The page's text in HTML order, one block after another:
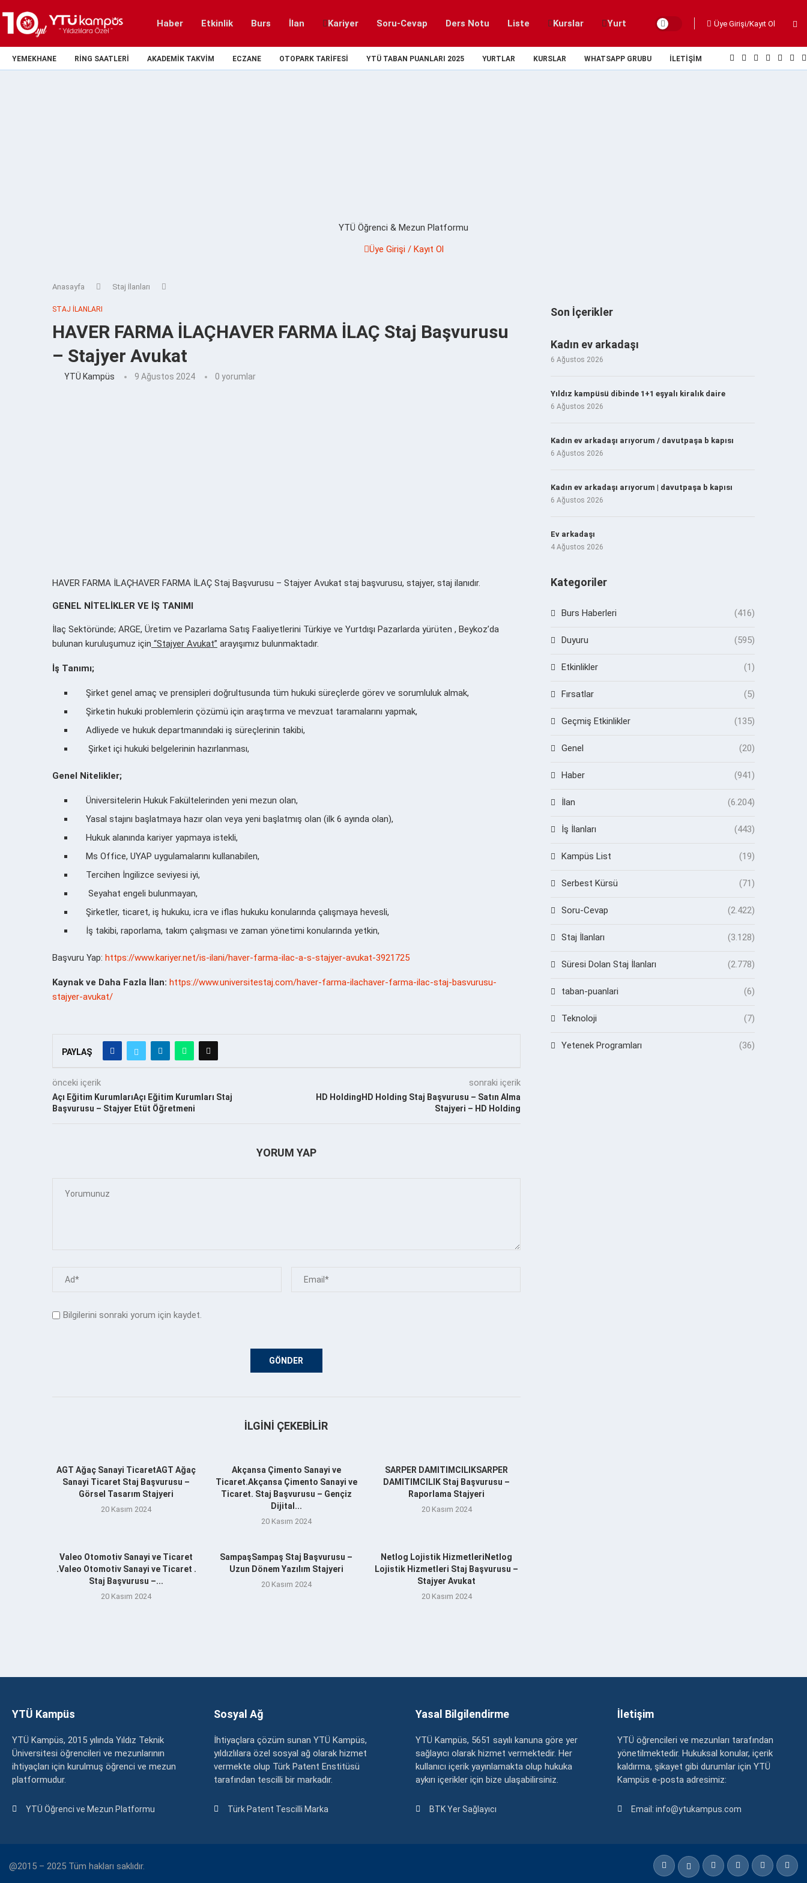
Haber Etkinlik Burs İlan Kariyer Soru-Cevap Ders Notu Liste Kurslar Yurt Üye Girişi/Kayıt Ol
YEMEKHANE RING SAATLERI AKADEMIK TAKVIM ECZANE OTOPARK TARIFESI YTÜ TABAN PUANLARI 2025 YURTLAR KURSLAR WHATSAPP GRUBU İLETIŞIM
YTÜ Öğrenci & Mezun Platformu
Üye Girişi / Kayıt Ol
Anasayfa Staj İlanları
STAJ İLANLARI
HAVER FARMA İLAÇHAVER FARMA İLAÇ Staj Başvurusu
– Stajyer Avukat
YTÜ Kampüs 9 Ağustos 2024 0 yorumlar
HAVER FARMA İLAÇHAVER FARMA İLAÇ Staj Başvurusu – Stajyer Avukat staj başvurusu, stajyer, staj ilanıdır.
GENEL NİTELİKLER VE İŞ TANIMI
İlaç Sektöründe; ARGE, Üretim ve Pazarlama Satış Faaliyetlerini Türkiye ve Yurtdışı Pazarlarda yürüten , Beykoz’da
bulunan kuruluşumuz için “Stajyer Avukat” arayışımız bulunmaktadır.
İş Tanımı;
Şirket genel amaç ve prensipleri doğrultusunda tüm hukuki süreçlerde görev ve sorumluluk almak,
Şirketin hukuki problemlerin çözümü için araştırma ve mevzuat taramalarını yapmak,
Adliyede ve hukuk departmanındaki iş süreçlerinin takibi,
Şirket içi hukuki belgelerinin hazırlanması,
Genel Nitelikler;
Üniversitelerin Hukuk Fakültelerinden yeni mezun olan,
Yasal stajını başlatmaya hazır olan veya yeni başlatmış olan (ilk 6 ayında olan),
Hukuk alanında kariyer yapmaya istekli,
Ms Office, UYAP uygulamalarını kullanabilen,
Tercihen İngilizce seviyesi iyi,
Seyahat engeli bulunmayan,
Şirketler, ticaret, iş hukuku, icra ve iflas hukuku konularında çalışmaya hevesli,
İş takibi, raporlama, takım çalışması ve zaman yönetimi konularında yetkin,
Başvuru Yap: https://www.kariyer.net/is-ilani/haver-farma-ilac-a-s-stajyer-avukat-3921725
Kaynak ve Daha Fazla İlan: https://www.universitestaj.com/haver-farma-ilachaver-farma-ilac-staj-basvurusu-
stajyer-avukat/
PAYLAŞ
önceki içerik
Açı Eğitim KurumlarıAçı Eğitim Kurumları Staj
Başvurusu – Stajyer Etüt Öğretmeni
sonraki içerik
HD HoldingHD Holding Staj Başvurusu – Satın Alma
Stajyeri – HD Holding
YORUM YAP
Bilgilerini sonraki yorum için kaydet.
İLGINI ÇEKEBILIR
AGT Ağaç Sanayi TicaretAGT Ağaç
Sanayi Ticaret Staj Başvurusu –
Görsel Tasarım Stajyeri
20 Kasım 2024
Akçansa Çimento Sanayi ve
Ticaret.Akçansa Çimento Sanayi ve
Ticaret. Staj Başvurusu – Gençiz
Dijital...
20 Kasım 2024
SARPER DAMITIMCILIKSARPER
DAMITIMCILIK Staj Başvurusu –
Raporlama Stajyeri
20 Kasım 2024
Valeo Otomotiv Sanayi ve Ticaret
.Valeo Otomotiv Sanayi ve Ticaret .
Staj Başvurusu –...
20 Kasım 2024
SampaşSampaş Staj Başvurusu –
Uzun Dönem Yazılım Stajyeri
20 Kasım 2024
Netlog Lojistik HizmetleriNetlog
Lojistik Hizmetleri Staj Başvurusu –
Stajyer Avukat
20 Kasım 2024
Son İçerikler
Kadın ev arkadaşı
6 Ağustos 2026
Yıldız kampüsü dibinde 1+1 eşyalı kiralık daire
6 Ağustos 2026
Kadın ev arkadaşı arıyorum / davutpaşa b kapısı
6 Ağustos 2026
Kadın ev arkadaşı arıyorum | davutpaşa b kapısı
6 Ağustos 2026
Ev arkadaşı
4 Ağustos 2026
Kategoriler
Burs Haberleri (416)
Duyuru (595)
Etkinlikler (1)
Fırsatlar (5)
Geçmiş Etkinlikler (135)
Genel (20)
Haber (941)
İlan (6.204)
İş İlanları (443)
Kampüs List (19)
Serbest Kürsü (71)
Soru-Cevap (2.422)
Staj İlanları (3.128)
Süresi Dolan Staj İlanları (2.778)
taban-puanlari (6)
Teknoloji (7)
Yetenek Programları (36)
YTÜ Kampüs
YTÜ Kampüs, 2015 yılında Yıldız Teknik
Üniversitesi öğrencileri ve mezunlarının
ihtiyaçları için kurulmuş öğrenci ve mezun
platformudur.
YTÜ Öğrenci ve Mezun Platformu
Sosyal Ağ
İhtiyaçlara çözüm sunan YTÜ Kampüs,
yıldızlılara özel sosyal ağ olarak hizmet
vermekte olup Türk Patent Enstitüsü
tarafından tescilli bir markadır.
Türk Patent Tescilli Marka
Yasal Bilgilendirme
YTÜ Kampüs, 5651 sayılı kanuna göre yer
sağlayıcı olarak hizmet vermektedir. Her
kullanıcı içerik yayınlamakta olup hukuka
aykırı içerikler için bize ulaşabilirsiniz.
BTK Yer Sağlayıcı
İletişim
YTÜ öğrencileri ve mezunları tarafından
yönetilmektedir. Hukuksal konular, içerik
kaldırma, şikayet gibi durumlar için YTÜ
Kampüs e-posta adresimiz:
Email: info@ytukampus.com
@2015 – 2025 Tüm hakları saklıdır.